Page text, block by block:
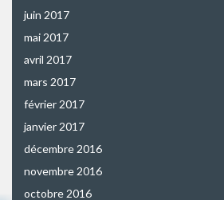
juin 2017
mai 2017
avril 2017
mars 2017
février 2017
janvier 2017
décembre 2016
novembre 2016
octobre 2016